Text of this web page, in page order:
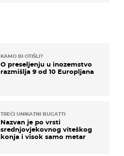
KAMO BI OTIŠLI?
O preseljenju u inozemstvo
razmišlja 9 od 10 Europljana
TREĆI UNIKATNI BUGATTI
Nazvan je po vrsti
srednjovjekovnog viteškog
konja i visok samo metar